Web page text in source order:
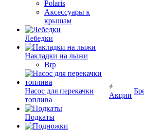
Polaris
Аксессуары к
крышам
Лебедки
Накладки на лыжи
Brp
Насос для перекачки
топлива
Подкаты
Акции